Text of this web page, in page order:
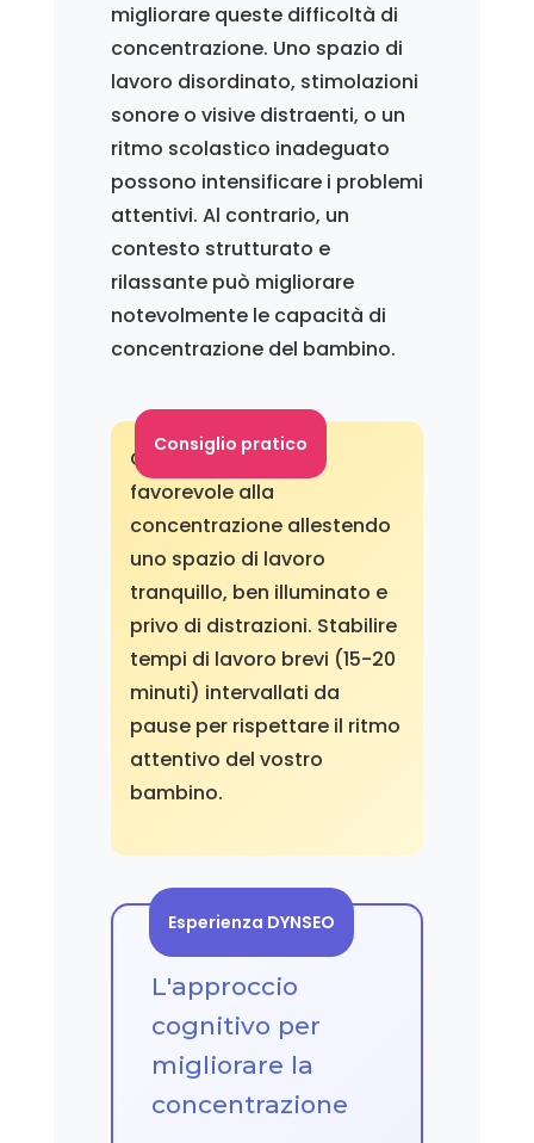
migliorare queste difficoltà di
concentrazione. Uno spazio di
lavoro disordinato, stimolazioni
sonore o visive distraenti, o un
ritmo scolastico inadeguato
possono intensificare i problemi
attentivi. Al contrario, un
contesto strutturato e
rilassante può migliorare
notevolmente le capacità di
concentrazione del bambino.
Consiglio pratico
Creare un ambiente
favorevole alla
concentrazione allestendo
uno spazio di lavoro
tranquillo, ben illuminato e
privo di distrazioni. Stabilire
tempi di lavoro brevi (15-20
minuti) intervallati da
pause per rispettare il ritmo
attentivo del vostro
bambino.
Esperienza DYNSEO
L'approccio
cognitivo per
migliorare la
concentrazione